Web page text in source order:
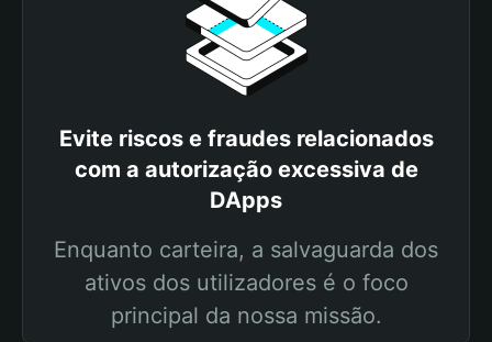
Evite riscos e fraudes relacionados
com a autorização excessiva de
DApps
Enquanto carteira, a salvaguarda dos
ativos dos utilizadores é o foco
principal da nossa missão.